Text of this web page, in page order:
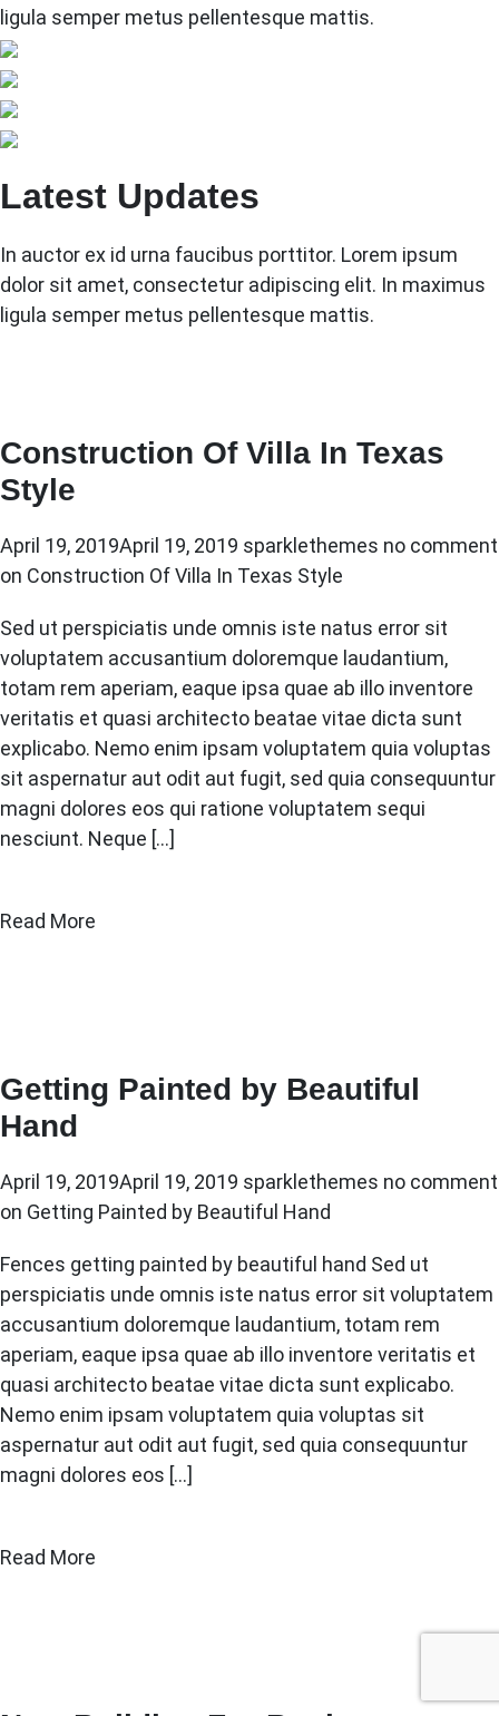
ligula semper metus pellentesque mattis.
Latest Updates
In auctor ex id urna faucibus porttitor. Lorem ipsum
dolor sit amet, consectetur adipiscing elit. In maximus
ligula semper metus pellentesque mattis.
Construction Of Villa In Texas
Style
April 19, 2019April 19, 2019 sparklethemes no comment
on Construction Of Villa In Texas Style
Sed ut perspiciatis unde omnis iste natus error sit
voluptatem accusantium doloremque laudantium,
totam rem aperiam, eaque ipsa quae ab illo inventore
veritatis et quasi architecto beatae vitae dicta sunt
explicabo. Nemo enim ipsam voluptatem quia voluptas
sit aspernatur aut odit aut fugit, sed quia consequuntur
magni dolores eos qui ratione voluptatem sequi
nesciunt. Neque […]
Read More
Getting Painted by Beautiful
Hand
April 19, 2019April 19, 2019 sparklethemes no comment
on Getting Painted by Beautiful Hand
Fences getting painted by beautiful hand Sed ut
perspiciatis unde omnis iste natus error sit voluptatem
accusantium doloremque laudantium, totam rem
aperiam, eaque ipsa quae ab illo inventore veritatis et
quasi architecto beatae vitae dicta sunt explicabo.
Nemo enim ipsam voluptatem quia voluptas sit
aspernatur aut odit aut fugit, sed quia consequuntur
magni dolores eos […]
Read More